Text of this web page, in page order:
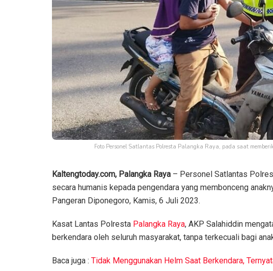
Foto Personel Satlantas Polresta Palangka Raya, pada saat
Kaltengtoday.com, Palangka Raya – Personel Satlantas
secara humanis kepada pengendara yang membonceng
Pangeran Diponegoro, Kamis, 6 Juli 2023.
Kasat Lantas Polresta Palangka Raya, AKP Salahiddin
berkendara oleh seluruh masyarakat, tanpa terkecuali bagi
Baca juga : Tidak Menggunakan Helm Saat Berkendara,